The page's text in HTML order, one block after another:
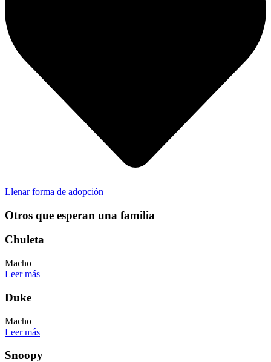
Llenar forma de adopción
Otros que esperan una familia
Chuleta
Macho
Leer más
Duke
Macho
Leer más
Snoopy